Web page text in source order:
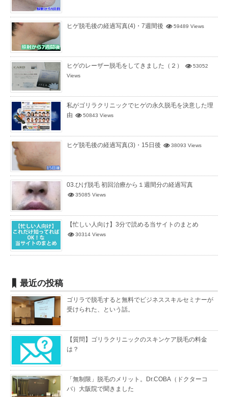
ヒゲ脱毛後の経過写真(4)・7週間後 59489 Views
ヒゲのレーザー脱毛をしてきました（２）
53052
Views
私がゴリラクリニックでヒゲの永久脱毛を決意した理
由
50843 Views
ヒゲ脱毛後の経過写真(3)・15日後 38093 Views
03.ひげ脱毛 初回治療から１週間分の経過写真
35085 Views
【忙しい人向け】3分で読める当サイトのまとめ
30314 Views
最近の投稿
ゴリラで脱毛すると無料でビジネススキルセミナーが
受けられた、という話。
【質問】ゴリラクリニックのスキンケア脱毛の料金
は？
「無制限」脱毛のメリット。Dr.COBA（ドクターコ
バ）大阪院で聞きました